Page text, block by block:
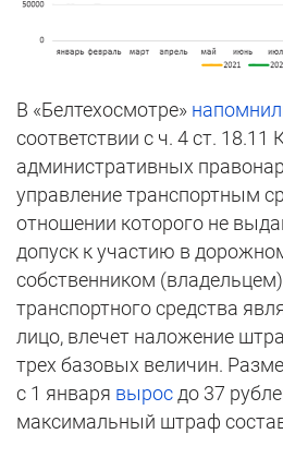
В «Белтехосмотре»
соответствии с ч. 4 ст. 18.11
административных
управление транспортным
отношении которого не
допуск к участию в
собственником
транспортного средства
лицо, влечет наложение
трех базовых величин.
с 1 января выросдо 37
максимальный штраф